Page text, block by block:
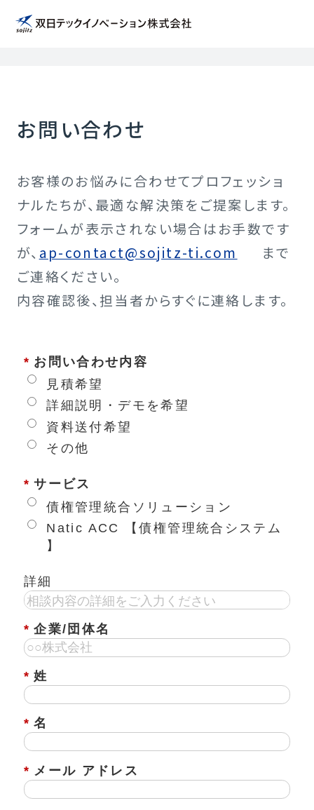
トップページ
お問い合わせ
お客様のお悩みに合わせてプロフェッショ
ナルたちが、最適な解決策をご提案します。
フォームが表示されない場合はお手数です
が、 ap-contact@sojitz-ti.com
まで
ご連絡ください。
内容確認後、担当者からすぐに連絡します。
* お問い合わせ内容
見積希望
詳細説明・デモを希望
資料送付希望
その他
* サービス
債権管理統合ソリューション
Natic ACC 【債権管理統合システム
】
詳細
* 企業/団体名
* 姓
* 名
* メール アドレス